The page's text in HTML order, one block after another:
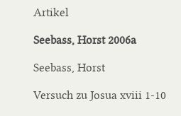
Artikel
Seebass, Horst 2006a
Seebass, Horst
Versuch zu Josua xviii 1-10